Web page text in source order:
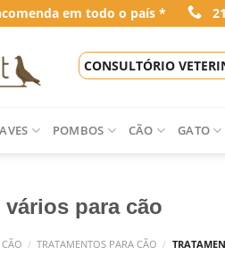
em todo o país *
CONSULTÓRIO
AVES POMBOS CÃO GATO
para cão
/ TRATAMENTOS PARA CÃO /